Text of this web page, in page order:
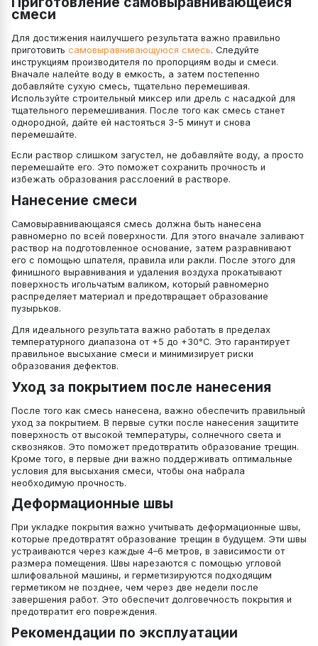
смеси
Для достижения наилучшего результата важно правильно
приготовить самовыравнивающуюся смесь. Следуйте
инструкциям производителя по пропорциям воды и смеси.
Вначале налейте воду в емкость, а затем постепенно
добавляйте сухую смесь, тщательно перемешивая.
Используйте строительный миксер или дрель с насадкой для
тщательного перемешивания. После того как смесь станет
однородной, дайте ей настояться 3-5 минут и снова
перемешайте.
Если раствор слишком загустел, не добавляйте воду, а просто
перемешайте его. Это поможет сохранить прочность и
избежать образования расслоений в растворе.
Нанесение смеси
Самовыравнивающаяся смесь должна быть нанесена
равномерно по всей поверхности. Для этого вначале заливают
раствор на подготовленное основание, затем разравнивают
его с помощью шпателя, правила или ракли. После этого для
финишного выравнивания и удаления воздуха прокатывают
поверхность игольчатым валиком, который равномерно
распределяет материал и предотвращает образование
пузырьков.
Для идеального результата важно работать в пределах
температурного диапазона от +5 до +30°C. Это гарантирует
правильное высыхание смеси и минимизирует риски
образования дефектов.
Уход за покрытием после нанесения
После того как смесь нанесена, важно обеспечить правильный
уход за покрытием. В первые сутки после нанесения защитите
поверхность от высокой температуры, солнечного света и
сквозняков. Это поможет предотвратить образование трещин.
Кроме того, в первые дни важно поддерживать оптимальные
условия для высыхания смеси, чтобы она набрала
необходимую прочность.
Деформационные швы
При укладке покрытия важно учитывать деформационные швы,
которые предотвратят образование трещин в будущем. Эти швы
устраиваются через каждые 4–6 метров, в зависимости от
размера помещения. Швы нарезаются с помощью угловой
шлифовальной машины, и герметизируются подходящим
герметиком не позднее, чем через две недели после
завершения работ. Это обеспечит долговечность покрытия и
предотвратит его повреждения.
Рекомендации по эксплуатации